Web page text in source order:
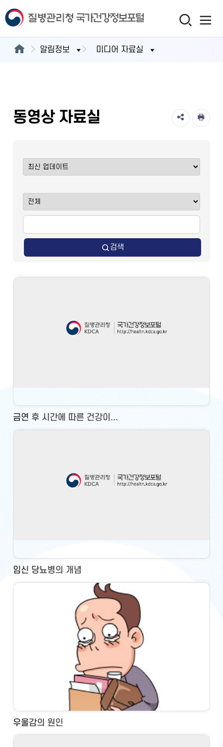
알림정보 미디어 자료실
동영상 자료실
검색
금연 후 시간에 따른 건강이...
임신 당뇨병의 개념
우울감의 원인